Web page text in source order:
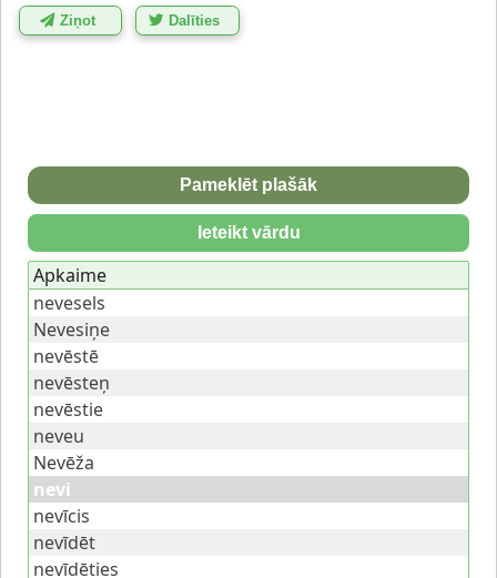
Ziņot Dalīties
Pameklēt plašāk
Ieteikt vārdu
Apkaime
nevesels
Nevesiņe
nevēstē
nevēsteņ
nevēstie
neveu
Nevēža
nevi
nevīcis
nevīdēt
nevīdēties